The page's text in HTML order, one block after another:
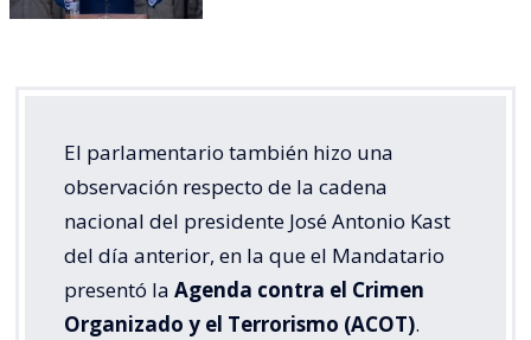
El parlamentario también hizo una
observación respecto de la cadena
nacional del presidente José Antonio Kast
del día anterior, en la que el Mandatario
presentó la Agenda contra el Crimen
Organizado y el Terrorismo (ACOT).